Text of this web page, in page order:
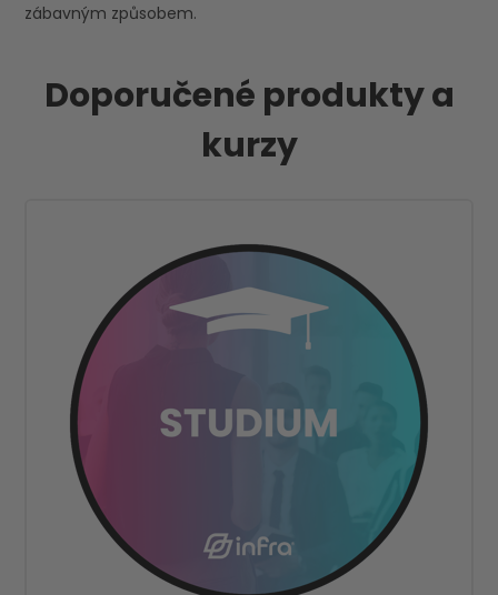
zábavným způsobem.
Doporučené produkty a
kurzy